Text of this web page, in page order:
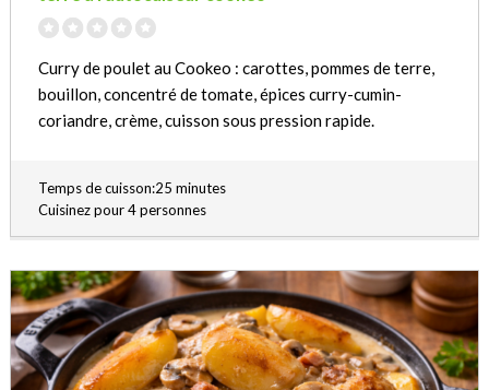
Curry de poulet au Cookeo : carottes, pommes de terre,
bouillon, concentré de tomate, épices curry-cumin-
coriandre, crème, cuisson sous pression rapide.
Temps de cuisson:25 minutes
Cuisinez pour 4 personnes